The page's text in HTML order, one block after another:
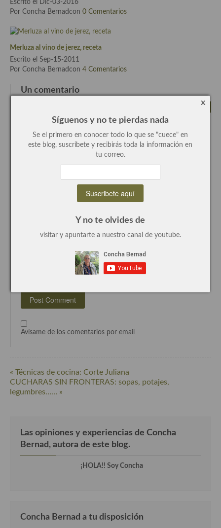
Arroces Y fideuás
Legumbres y cereales
Cuscús
Huevos
Masas elaboradas con harina, pizzas, quiches y demás
Carne
Pescado y Marisco
Recetas maridadas con los mejores AOVES
Recetas de fiesta, Navidad y días señalados
Cocina Americana
Cocina colombiana
Cocina de Estados Unidos
Escrito el Dic-03-2016
Por Concha Bernadcon 0 Comentarios
Merluza al vino de jerez, receta
Escrito el Sep-15-2011
Por Concha Bernadcon 4 Comentarios
Un comentario
Responder
Perfecto. Aplaudo la idea. Y espero
probar, je,je….
Nombre (requerido)
Comentario...
Avísame de los comentarios por email
« Técnicas de cocina: Corte Juliana
CUCHARAS SIN FRONTERAS: sopas, potajes,
legumbres…… »
Las opiniones y experiencias de Concha
Bernad, autora de este blog.
¡HOLA!! Soy Concha
Concha Bernad a tu disposición
x
Síguenos y no te pierdas nada
Se el primero en conocer todo lo que se "cuece" en
este blog, suscribete y recibirás toda la información en
tu correo.
Y no te olvides de
visitar y apuntarte a nuestro canal de youtube.